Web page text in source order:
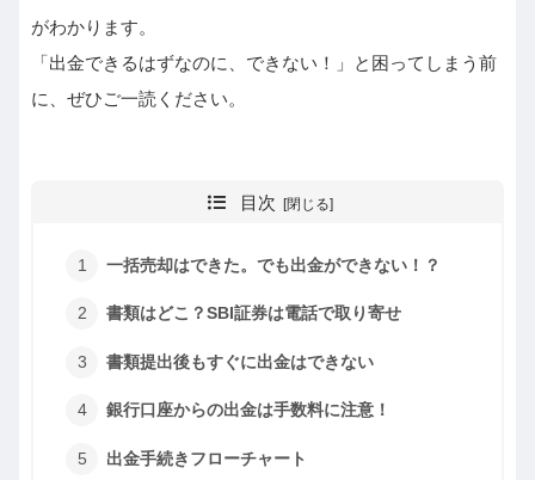
がわかります。
「出金できるはずなのに、できない！」と困ってしまう前
に、ぜひご一読ください。
目次
一括売却はできた。でも出金ができない！？
書類はどこ？SBI証券は電話で取り寄せ
書類提出後もすぐに出金はできない
銀行口座からの出金は手数料に注意！
出金手続きフローチャート